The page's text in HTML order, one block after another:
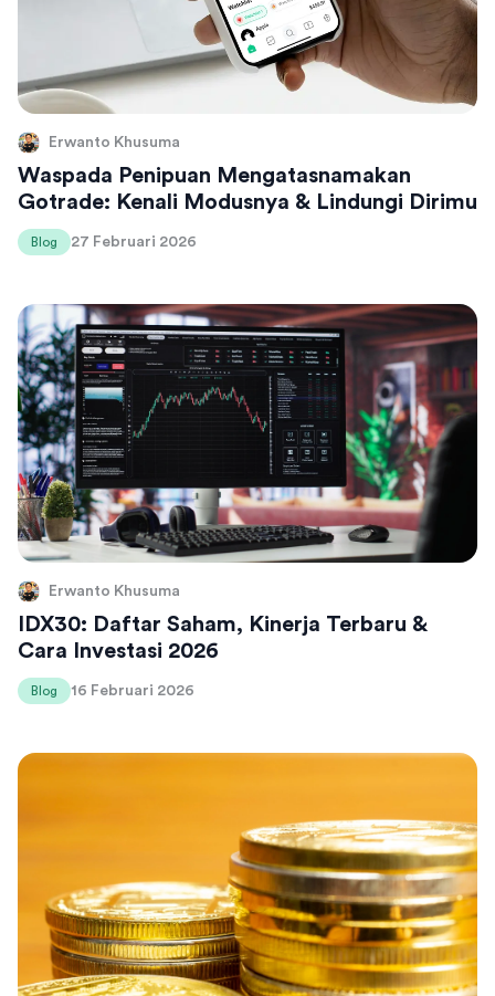
Erwanto Khusuma
Waspada Penipuan Mengatasnamakan
Gotrade: Kenali Modusnya & Lindungi Dirimu
Blog 27 Februari 2026
Erwanto Khusuma
IDX30: Daftar Saham, Kinerja Terbaru &
Cara Investasi 2026
Blog 16 Februari 2026